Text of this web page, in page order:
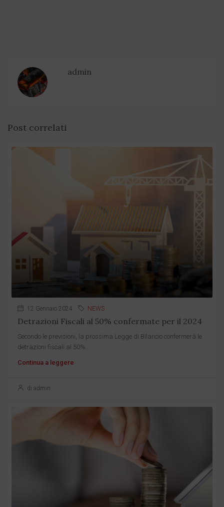
admin
Post correlati
12 Gennaio 2024 NEWS
Detrazioni Fiscali al 50% confermate per il 2024
Secondo le previsioni, la prossima Legge di Bilancio confermerà le
detrazioni fiscali al 50%...
Continua a leggere
di admin